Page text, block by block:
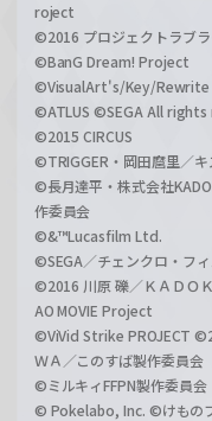
roject
©2016 プロジェクトラブ
©BanG Dream! Project
©VisualArt's/Key/
©ATLUS ©SEGA All
©2015 CIRCUS
©TRIGGER・岡田麿里／
©長月達平・株式会社
作委員会
©&™Lucasfilm Ltd.
©SEGA／チェンクロ・フ
©2016 川原 礫／ＫＡＤＯ
AO MOVIE Project
©ViVid Strike PROJECT
ＷＡ／このすば製作委員会
©ミルキィFFPN製作委員会
© Pokelabo, Inc. ©けもの